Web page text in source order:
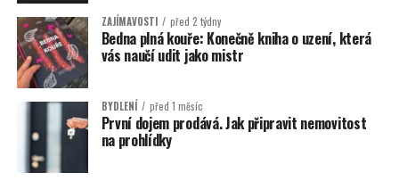
ZAJÍMAVOSTI před 2 týdny
Bedna plná kouře: Konečně kniha o uzení, která
vás naučí udit jako mistr
BYDLENÍ před 1 měsíc
První dojem prodává. Jak připravit nemovitost
na prohlídky